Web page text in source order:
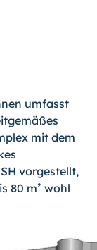
umfasst
mit dem
vorgestellt,
80 m² wohl